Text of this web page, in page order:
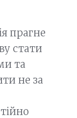
прагне
стати
та
не за